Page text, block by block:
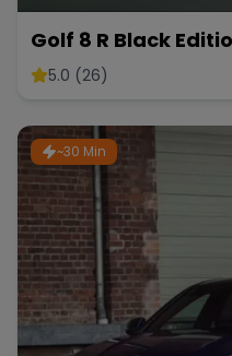
Golf 8 R Black
5.0 (26)
~30 Min